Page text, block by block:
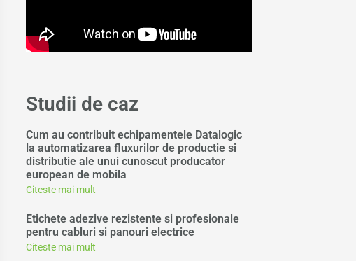
Studii de caz
Cum au contribuit echipamentele Datalogic
la automatizarea fluxurilor de productie si
distributie ale unui cunoscut producator
european de mobila
Citeste mai mult
Etichete adezive rezistente si profesionale
pentru cabluri si panouri electrice
Citeste mai mult